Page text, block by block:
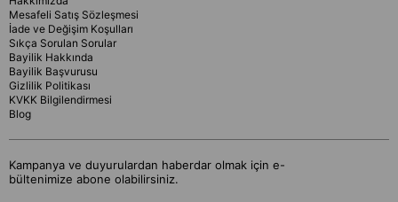
Mesafeli Satış Sözleşmesi
İade ve Değişim Koşulları
Sıkça Sorulan Sorular
Bayilik Hakkında
Bayilik Başvurusu
Gizlilik Politikası
KVKK Bilgilendirmesi
Blog
Kampanya ve duyurulardan haberdar olmak için e-
bültenimize abone olabilirsiniz.